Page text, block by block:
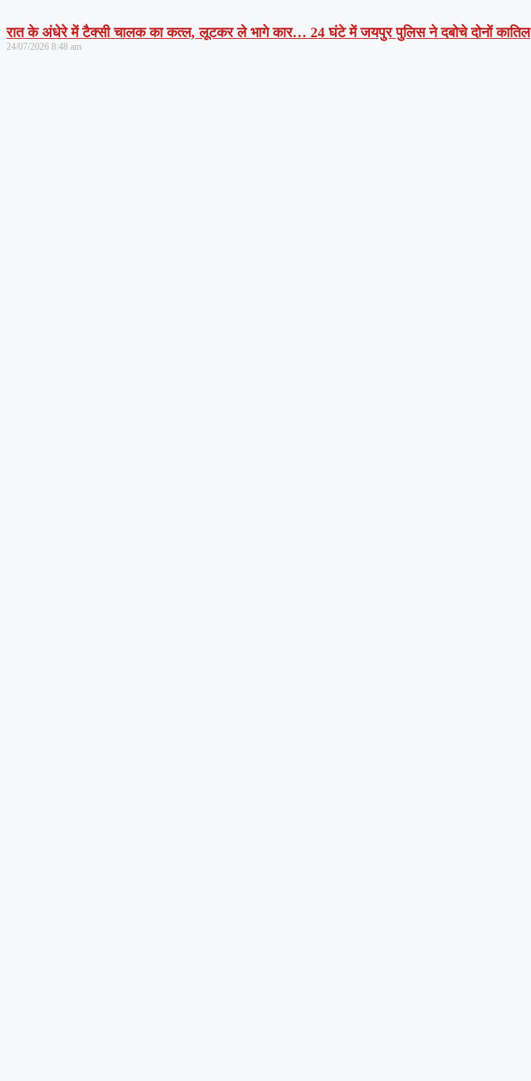
रात के अंधेरे में टैक्सी चालक का कत्ल, लूटकर ले भागे कार… 24 घंटे में जयपुर पुलिस ने दबोचे दोनों कातिल
24/07/2026 8:48 am